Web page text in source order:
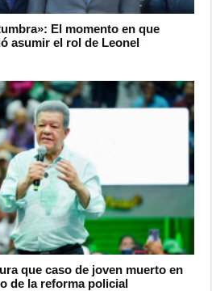
El momento en que
asumir el rol de Leonel
que caso de joven muerto en
de la reforma policial